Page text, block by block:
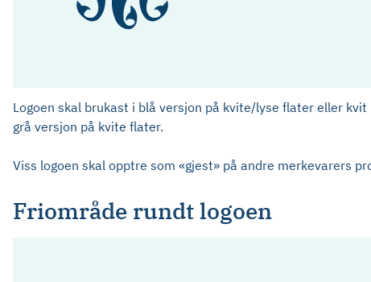
Logoen skal brukast i blå versjon på kvite/lyse flater eller
grå versjon på kvite flater.
Viss logoen skal opptre som «gjest» på andre merkevarers
Friområde rundt logoen